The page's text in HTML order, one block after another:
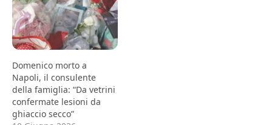
Domenico morto a
Napoli, il consulente
della famiglia: “Da vetrini
confermate lesioni da
ghiaccio secco”